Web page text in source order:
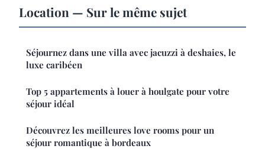
Location — Sur le même sujet
Séjournez dans une villa avec jacuzzi à deshaies, le
luxe caribéen
Top 5 appartements à louer à houlgate pour votre
séjour idéal
Découvrez les meilleures love rooms pour un
séjour romantique à bordeaux